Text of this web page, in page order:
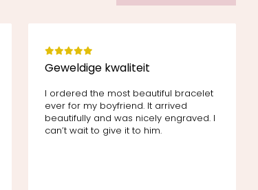
Geweldige kwaliteit
I ordered the most beautiful bracelet
ever for my boyfriend. It arrived
beautifully and was nicely engraved. I
can’t wait to give it to him.